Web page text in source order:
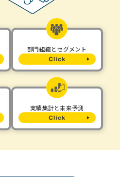
部門組織とセグメント
実績集計と未来予測